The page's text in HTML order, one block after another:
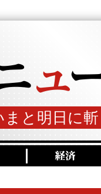
まと明日に